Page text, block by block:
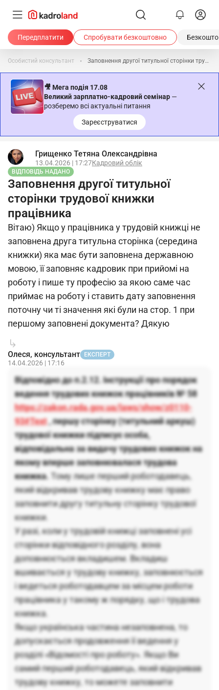
Передплатити Спробувати безкоштовно
Особистий консультант Заповнення другої титульної сторінки трудової книжки працівника
🎥 Мега подія 17.08
Великий зарплатно-кадровий семінар —
розберемо всі актуальні питання
Зареєструватися
Грищенко Тетяна Олександрівна
13.04.2026 | 17:27Кадровий облік
ВІДПОВІДЬ НАДАНО
Заповнення другої титульної
сторінки трудової книжки
працівника
Вітаю) Якщо у працівника у трудовій книжці не
заповнена друга титульна сторінка (середина
книжки) яка має бути заповнена державною
мовою, її заповняє кадровик при прийомі на
роботу і пише ту професію за якою саме час
приймає на роботу і ставить дату заповнення
поточну чи ті значення які були на стор. 1 при
першому заповнені документа? Дякую
Олеся, консультант ЕКСПЕРТ
14.04.2026 | 17:16
Відповідно до п.2.12. Інструкції про порядок
ведення трудових книжок працівників № 58
https://zakon.rada.gov.ua/laws/show/z0110-
93#Text, першу сторінку (титульний аркуш)
трудової книжки підписує особа,
відповідальна за видачу трудових книжок на
якому вперше заповнювалася трудова
книжка. Тому лише перший роботодавець,
який відкривав трудову книжку має право
заповнити другу титульну сторінку трудової
книжки.
У разі, коли у трудовій книжці заповнені усі
сторінки відповідного розділу, вона
доповнюється вкладишем. Вкладиш
вшивається у трудову книжку, заповнюється
і ведеться роботодавцем за місцем роботи
працівника у такому ж порядку, що і трудова
книжка.
Якщо українська частина незаповнена, то
допускається продовження її ведення у
розділі «Відомості про роботу». Якщо Ви
самий перший роботодавець, який відкривав
трудову книжку, то можете заповнити